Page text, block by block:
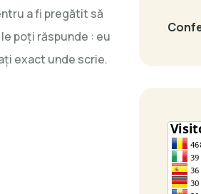
a fi pregătit să
poți răspunde : eu
exact unde scrie.